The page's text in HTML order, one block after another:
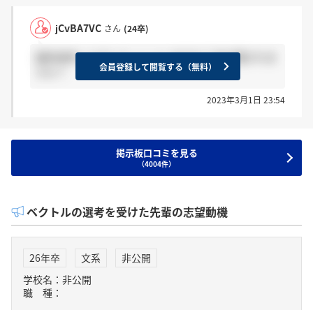
jCvBA7VC さん (24卒)
最終選考した方いらっしゃいますか？何が聞かれま
会員登録して閲覧する（無料）
2023年3月1日 23:54
掲示板口コミを見る
（4004件）
ベクトルの選考を受けた先輩の志望動機
26年卒 文系
非公開
学校名：非公開
職 種：